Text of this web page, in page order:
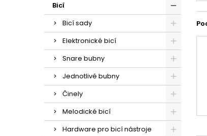
Bicí
Bicí sady
Elektronické bicí
Snare bubny
Jednotlivé bubny
Činely
Melodické bicí
Hardware pro bicí nástroje